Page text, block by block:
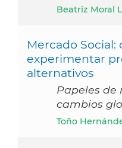
Beatriz Moral
Mercado Social:
experimentar
alternativos
Papeles de
cambios
Toño